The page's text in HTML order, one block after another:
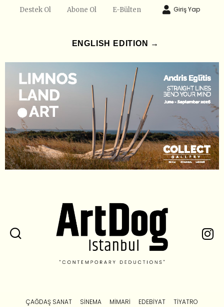
Destek Ol Abone Ol E-Bülten Giriş Yap
ENGLISH EDITION →
ÇAĞDAŞ SANAT SINEMA MIMARI EDEBIYAT
TIYATRO